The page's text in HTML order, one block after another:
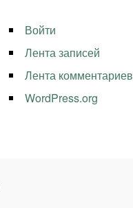
Войти
Лента записей
Лента комментариев
WordPress.org